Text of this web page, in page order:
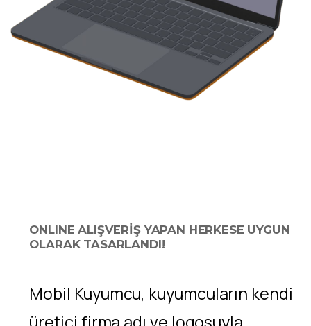
ONLINE ALIŞVERİŞ YAPAN HERKESE UYGUN
OLARAK TASARLANDI!
Mobil Kuyumcu, kuyumcuların kendi